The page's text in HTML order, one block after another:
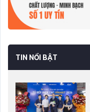
TIN NỔI BẬT